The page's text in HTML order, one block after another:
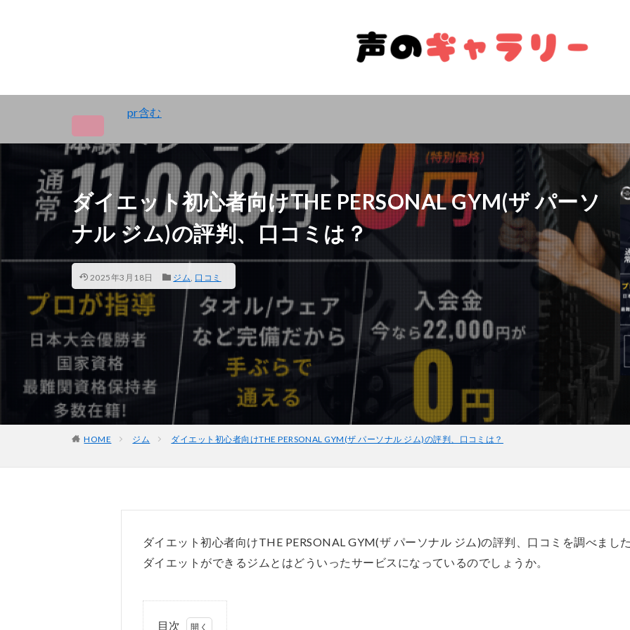
pr含む
ダイエット初心者向けTHE PERSONAL GYM(ザ パーソ
ナル ジム)の評判、口コミは？
2025年3月18日 ジム, 口コミ
HOME ジム ダイエット初心者向けTHE PERSONAL GYM(ザ パーソナル ジム)の評判、口コミは？
ダイエット初心者向けTHE PERSONAL GYM(ザ パーソナル ジム)の評判、口コミを調べまし
ダイエットができるジムとはどういったサービスになっているのでしょうか。
目次